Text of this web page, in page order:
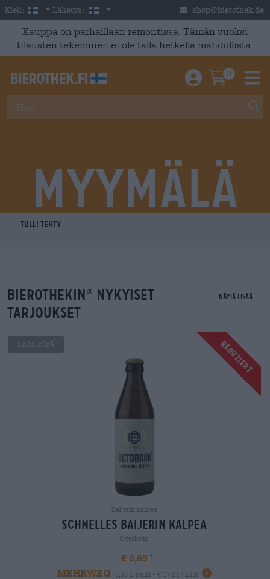
Skip to main content
Kieli: Finnish
Lähetys: Suomi shop@bierothek.de
Kauppa on parhaillaan remontissa. Tämän vuoksi
tilausten tekeminen ei ole tällä hetkellä mahdollista.
Einloggen /
0
Myymälä
TULLI TEHTY
Bierothekin ® nykyiset
tarjoukset
Näytä lisää
Reduziert
22.05.2026
Baijerin kalpea
schnelles Baijerin kalpea
Octobräu
€ 5,69
MEHRWEG
0,33 L Pullo - € 17,24 / LTR